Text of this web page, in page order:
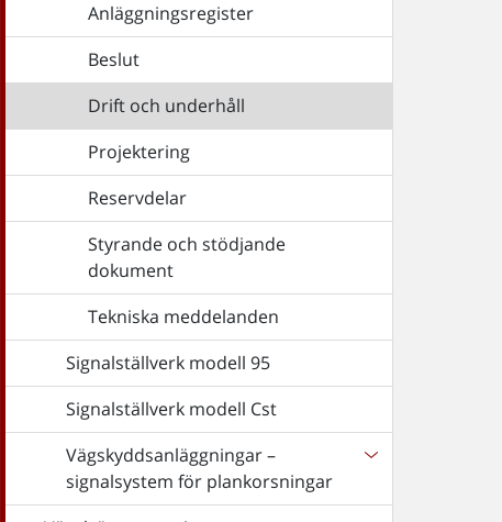
Anläggningsregister
Beslut
Drift och underhåll
Projektering
Reservdelar
Styrande och stödjande
dokument
Tekniska meddelanden
Signalställverk modell 95
Signalställverk modell Cst
Vägskyddsanläggningar –
signalsystem för plankorsningar